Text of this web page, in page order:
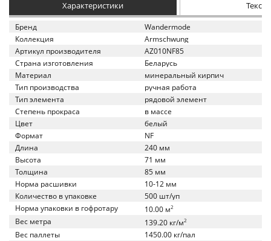
Характеристики
Бренд
Wandermode
Коллекция
Armschwung
Артикул производителя
AZ010NF85
Страна изготовления
Беларусь
Материал
минеральный кирпич
Тип производства
ручная работа
Тип элемента
рядовой элемент
Степень прокраса
в массе
Цвет
белый
Формат
NF
Длина
240 мм
Высота
71 мм
Толщина
85 мм
Норма расшивки
10-12 мм
Количество в упаковке
500 шт/уп
Норма упаковки в гофротару
10.00 м2
Вес метра 139.20 кг/м2
Вес паллеты
1450.00 кг/пал